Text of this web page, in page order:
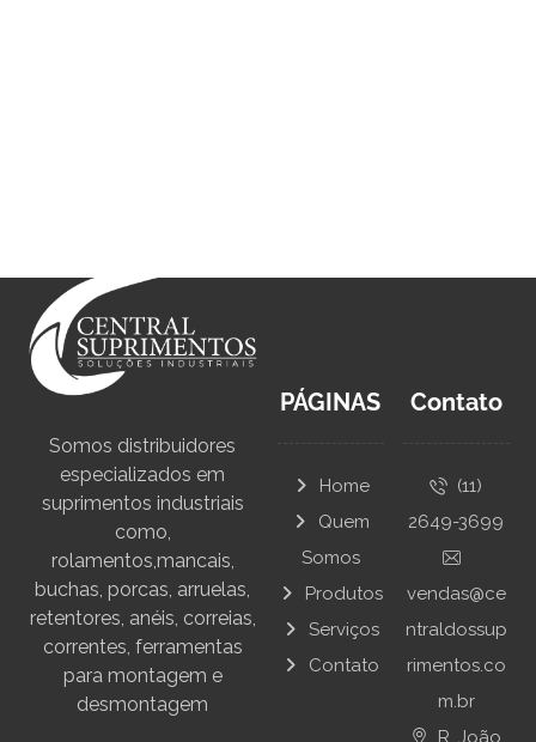
Somos distribuidores
especializados em
suprimentos industriais
como,
rolamentos,mancais,
buchas, porcas, arruelas,
retentores, anéis, correias,
correntes, ferramentas
para montagem e
desmontagem
PÁGINAS
Home
Quem
Somos
Produtos
Serviços
Contato
Contato
(11)
2649-3699
vendas@ce
ntraldossup
rimentos.co
m.br
R. João